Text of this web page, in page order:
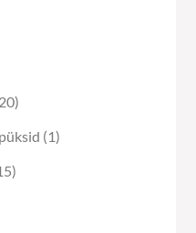
2020
toodet
11
15